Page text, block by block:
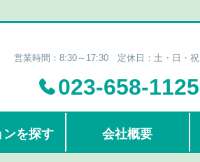
営業時間：8:30～17:30 定休日：土・日・祝
023-658-1125
ンを探す 会社概要